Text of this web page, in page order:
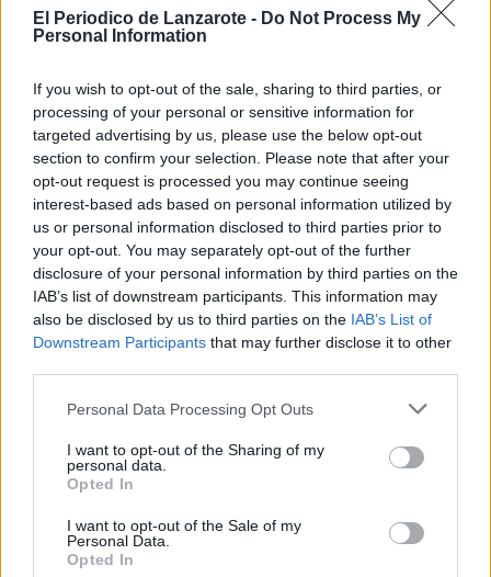
El Periodico de Lanzarote - Do Not Process My
Personal Information
If you wish to opt-out of the sale, sharing to third parties, or
processing of your personal or sensitive information for
targeted advertising by us, please use the below opt-out
section to confirm your selection. Please note that after your
opt-out request is processed you may continue seeing
interest-based ads based on personal information utilized by
us or personal information disclosed to third parties prior to
your opt-out. You may separately opt-out of the further
disclosure of your personal information by third parties on the
IAB’s list of downstream participants. This information may
also be disclosed by us to third parties on the IAB’s List of
Downstream Participants that may further disclose it to other
Personal Data Processing Opt Outs
I want to opt-out of the Sharing of my
personal data.
Opted In
I want to opt-out of the Sale of my
Personal Data.
Opted In
Refescar
Enviar
JComments
PUBLICIDAD
Arrecife publica
el listado